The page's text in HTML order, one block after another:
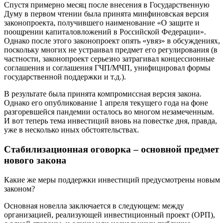
Спустя примерно месяц после внесения в Государственную
Думу в первом чтении была принята минфиновская версия
законопроекта, получившего наименование «О защите и
поощрении капиталовложений в Российской Федерации».
Однако после этого законопроект опять «увяз» в обсуждениях,
поскольку многих не устраивал предмет его регулирования (в
частности, законопроект серьезно затрагивал концессионные
соглашения и соглашения ГЧП/МЧП, унифицировал формы
государственной поддержки и т.д.).
В результате была принята компромиссная версия закона.
Однако его опубликование 1 апреля текущего года на фоне
разгоревшейся пандемии осталось во многом незамеченным.
И вот теперь тема инвестиций вновь на повестке дня, правда,
уже в несколько иных обстоятельствах.
Стабилизационная оговорка – основной предмет
нового закона
Какие же меры поддержки инвестиций предусмотрены новым
законом?
Основная новелла заключается в следующем: между
организацией, реализующей инвестиционный проект (ОРП),